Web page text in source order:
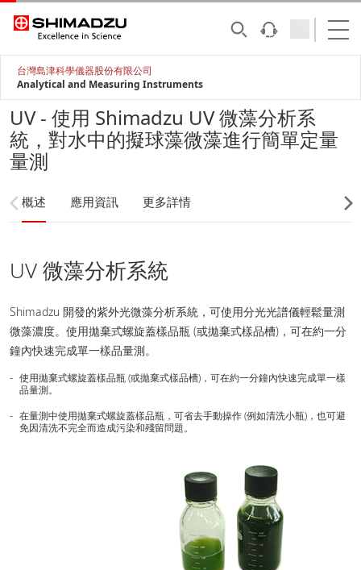
台灣島津科學儀器股份有限公司
Analytical and Measuring Instruments
UV - 使用 Shimadzu UV 微藻分析系
統，對水中的擬球藻微藻進行簡單定量
量測
概述 應用資訊 更多詳情
UV 微藻分析系統
Shimadzu 開發的紫外光微藻分析系統，可使用分光光譜儀輕鬆量測
微藻濃度。使用拋棄式螺旋蓋樣品瓶 (或拋棄式樣品槽)，可在約一分
鐘內快速完成單一樣品量測。
使用拋棄式螺旋蓋樣品瓶 (或拋棄式樣品槽)，可在約一分鐘內快速完成單一樣
品量測。
在量測中使用拋棄式螺旋蓋樣品瓶，可省去手動操作 (例如清洗小瓶)，也可避
免因清洗不完全而造成污染和殘留問題。